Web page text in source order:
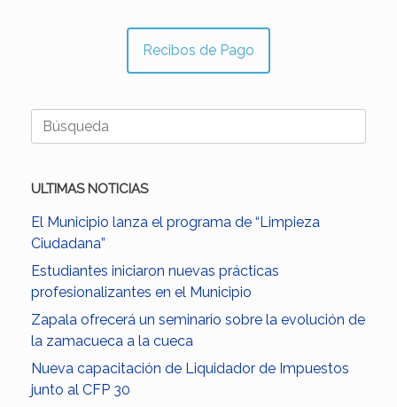
Recibos de Pago
Buscar:
ULTIMAS NOTICIAS
El Municipio lanza el programa de “Limpieza
Ciudadana”
Estudiantes iniciaron nuevas prácticas
profesionalizantes en el Municipio
Zapala ofrecerá un seminario sobre la evolución de
la zamacueca a la cueca
Nueva capacitación de Liquidador de Impuestos
junto al CFP 30